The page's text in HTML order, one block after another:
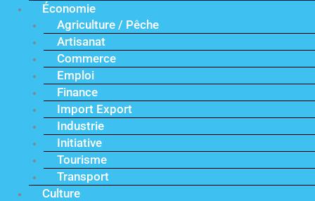
Économie
Agriculture / Pêche
Artisanat
Commerce
Emploi
Finance
Import Export
Industrie
Initiative
Tourisme
Transport
Culture